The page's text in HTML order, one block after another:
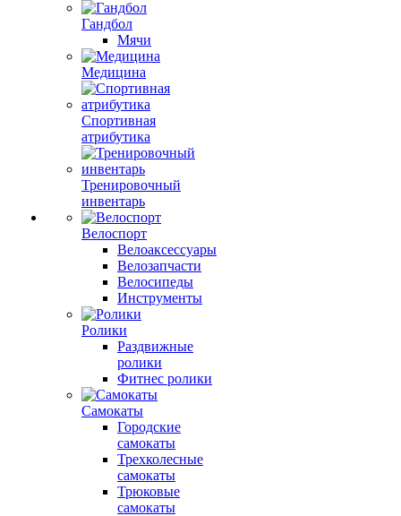
Гандбол
Мячи
Медицина
Спортивная
атрибутика
Тренировочный
инвентарь
Велоспорт
Велоаксессуары
Велозапчасти
Велосипеды
Инструменты
Ролики
Раздвижные
ролики
Фитнес ролики
Самокаты
Городские
самокаты
Трехколесные
самокаты
Трюковые
самокаты